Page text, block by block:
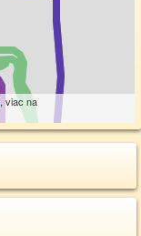
, viac na